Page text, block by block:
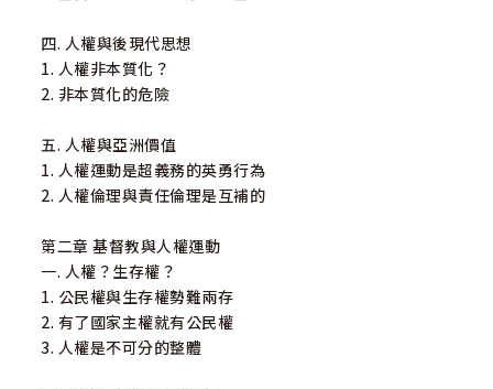
四. 人權與後現代思想
1. 人權非本質化？
2. 非本質化的危險
五. 人權與亞洲價值
1. 人權運動是超義務的英勇行為
2. 人權倫理與責任倫理是互補的
第二章 基督教與人權運動
一. 人權？生存權？
1. 公民權與生存權勢難兩存
2. 有了國家主權就有公民權
3. 人權是不可分的整體